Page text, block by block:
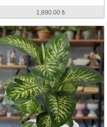
1,890.00 ₺